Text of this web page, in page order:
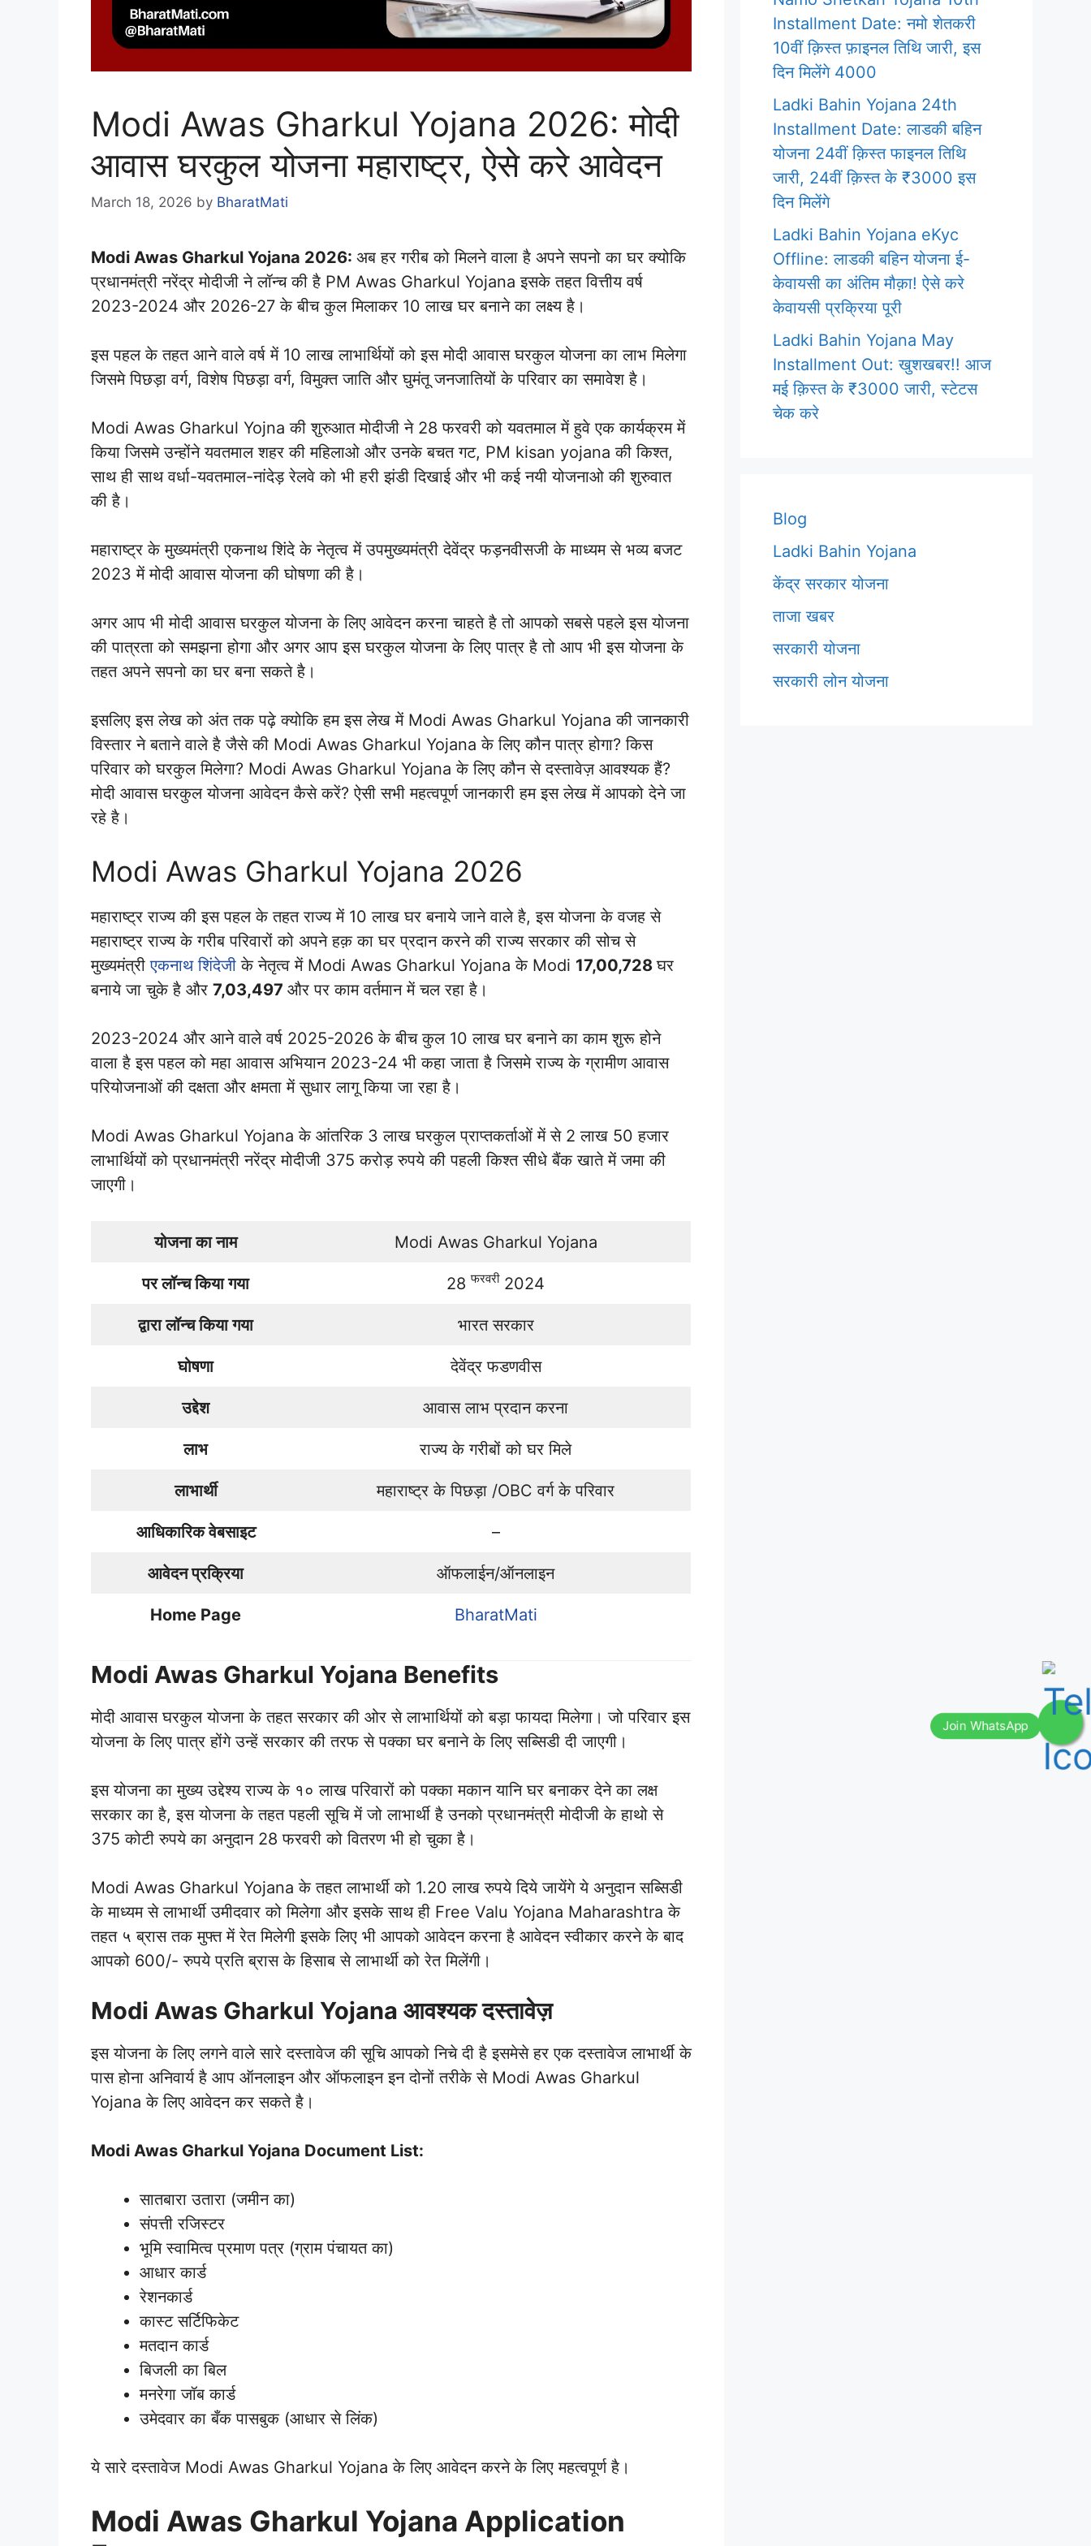
Modi Awas Gharkul Yojana 2026: मोदी
आवास घरकुल योजना महाराष्ट्र, ऐसे करे आवेदन
March 18, 2026 by BharatMati
Modi Awas Gharkul Yojana 2026: अब हर गरीब को मिलने वाला है अपने सपनो का घर क्योकि
प्रधानमंत्री नरेंद्र मोदीजी ने लॉन्च की है PM Awas Gharkul Yojana इसके तहत वित्तीय वर्ष
2023-2024 और 2026-27 के बीच कुल मिलाकर 10 लाख घर बनाने का लक्ष्य है।
इस पहल के तहत आने वाले वर्ष में 10 लाख लाभार्थियों को इस मोदी आवास घरकुल योजना का लाभ मिलेगा
जिसमे पिछड़ा वर्ग, विशेष पिछड़ा वर्ग, विमुक्त जाति और घुमंतू जनजातियों के परिवार का समावेश है।
Modi Awas Gharkul Yojna की शुरुआत मोदीजी ने 28 फरवरी को यवतमाल में हुवे एक कार्यक्रम में
किया जिसमे उन्होंने यवतमाल शहर की महिलाओ और उनके बचत गट, PM kisan yojana की किश्त,
साथ ही साथ वर्धा-यवतमाल-नांदेड़ रेलवे को भी हरी झंडी दिखाई और भी कई नयी योजनाओ की शुरुवात
की है।
महाराष्ट्र के मुख्यमंत्री एकनाथ शिंदे के नेतृत्व में उपमुख्यमंत्री देवेंद्र फड़नवीसजी के माध्यम से भव्य बजट
2023 में मोदी आवास योजना की घोषणा की है।
अगर आप भी मोदी आवास घरकुल योजना के लिए आवेदन करना चाहते है तो आपको सबसे पहले इस योजना
की पात्रता को समझना होगा और अगर आप इस घरकुल योजना के लिए पात्र है तो आप भी इस योजना के
तहत अपने सपनो का घर बना सकते है।
इसलिए इस लेख को अंत तक पढ़े क्योकि हम इस लेख में Modi Awas Gharkul Yojana की जानकारी
विस्तार ने बताने वाले है जैसे की Modi Awas Gharkul Yojana के लिए कौन पात्र होगा? किस
परिवार को घरकुल मिलेगा? Modi Awas Gharkul Yojana के लिए कौन से दस्तावेज़ आवश्यक हैं?
मोदी आवास घरकुल योजना आवेदन कैसे करें? ऐसी सभी महत्वपूर्ण जानकारी हम इस लेख में आपको देने जा
रहे है।
Modi Awas Gharkul Yojana 2026
महाराष्ट्र राज्य की इस पहल के तहत राज्य में 10 लाख घर बनाये जाने वाले है, इस योजना के वजह से
महाराष्ट्र राज्य के गरीब परिवारों को अपने हक़ का घर प्रदान करने की राज्य सरकार की सोच से
मुख्यमंत्री एकनाथ शिंदेजी के नेतृत्व में Modi Awas Gharkul Yojana के Modi 17,00,728घर
बनाये जा चुके है और 7,03,497 और पर काम वर्तमान में चल रहा है।
2023-2024 और आने वाले वर्ष 2025-2026 के बीच कुल 10 लाख घर बनाने का काम शुरू होने
वाला है इस पहल को महा आवास अभियान 2023-24 भी कहा जाता है जिसमे राज्य के ग्रामीण आवास
परियोजनाओं की दक्षता और क्षमता में सुधार लागू किया जा रहा है।
Modi Awas Gharkul Yojana के आंतरिक 3 लाख घरकुल प्राप्तकर्ताओं में से 2 लाख 50 हजार
लाभार्थियों को प्रधानमंत्री नरेंद्र मोदीजी 375 करोड़ रुपये की पहली किश्त सीधे बैंक खाते में जमा की
जाएगी।
योजना का नाम Modi Awas Gharkul Yojana
पर लॉन्च किया गया 28 फरवरी 2024
द्वारा लॉन्च किया गया भारत सरकार
घोषणा देवेंद्र फडणवीस
उद्देश आवास लाभ प्रदान करना
लाभ राज्य के गरीबों को घर मिले
लाभार्थी महाराष्ट्र के पिछड़ा /OBC वर्ग के परिवार
आधिकारिक वेबसाइट –
आवेदन प्रक्रिया ऑफलाईन/ऑनलाइन
Home Page BharatMati
Modi Awas Gharkul Yojana Benefits
मोदी आवास घरकुल योजना के तहत सरकार की ओर से लाभार्थियों को बड़ा फायदा मिलेगा। जो परिवार इस
योजना के लिए पात्र होंगे उन्हें सरकार की तरफ से पक्का घर बनाने के लिए सब्सिडी दी जाएगी।
इस योजना का मुख्य उद्देश्य राज्य के १० लाख परिवारों को पक्का मकान यानि घर बनाकर देने का लक्ष
सरकार का है, इस योजना के तहत पहली सूचि में जो लाभार्थी है उनको प्रधानमंत्री मोदीजी के हाथो से
375 कोटी रुपये का अनुदान 28 फरवरी को वितरण भी हो चुका है।
Modi Awas Gharkul Yojana के तहत लाभार्थी को 1.20 लाख रुपये दिये जायेंगे ये अनुदान सब्सिडी
के माध्यम से लाभार्थी उमीदवार को मिलेगा और इसके साथ ही Free Valu Yojana Maharashtra के
तहत ५ ब्रास तक मुफ्त में रेत मिलेगी इसके लिए भी आपको आवेदन करना है आवेदन स्वीकार करने के बाद
आपको 600/- रुपये प्रति ब्रास के हिसाब से लाभार्थी को रेत मिलेंगी।
Modi Awas Gharkul Yojana आवश्यक दस्तावेज़
इस योजना के लिए लगने वाले सारे दस्तावेज की सूचि आपको निचे दी है इसमेसे हर एक दस्तावेज लाभार्थी के
पास होना अनिवार्य है आप ऑनलाइन और ऑफलाइन इन दोनों तरीके से Modi Awas Gharkul
Yojana के लिए आवेदन कर सकते है।
Modi Awas Gharkul Yojana Document List:
सातबारा उतारा (जमीन का)
संपत्ती रजिस्टर
भूमि स्वामित्व प्रमाण पत्र (ग्राम पंचायत का)
आधार कार्ड
रेशनकार्ड
कास्ट सर्टिफिकेट
मतदान कार्ड
बिजली का बिल
मनरेगा जॉब कार्ड
उमेदवार का बँक पासबुक (आधार से लिंक)
ये सारे दस्तावेज Modi Awas Gharkul Yojana के लिए आवेदन करने के लिए महत्वपूर्ण है।
Modi Awas Gharkul Yojana Application
Installment Date: नमो शेतकरी
10वीं क़िस्त फ़ाइनल तिथि जारी, इस
दिन मिलेंगे 4000
Ladki Bahin Yojana 24th
Installment Date: लाडकी बहिन
योजना 24वीं क़िस्त फाइनल तिथि
जारी, 24वीं क़िस्त के ₹3000 इस
दिन मिलेंगे
Ladki Bahin Yojana eKyc
Offline: लाडकी बहिन योजना ई-
केवायसी का अंतिम मौक़ा! ऐसे करे
केवायसी प्रक्रिया पूरी
Ladki Bahin Yojana May
Installment Out: खुशखबर!! आज
मई क़िस्त के ₹3000 जारी, स्टेटस
चेक करे
Blog
Ladki Bahin Yojana
केंद्र सरकार योजना
ताजा खबर
सरकारी योजना
सरकारी लोन योजना